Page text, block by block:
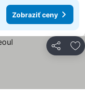
Zobraziť ceny
Zdieľať